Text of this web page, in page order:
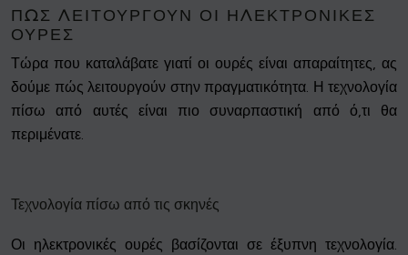
ΠΏΣ ΛΕΙΤΟΥΡΓΟΎΝ ΟΙ ΗΛΕΚΤΡΟΝΙΚΈΣ
ΟΥΡΈΣ
Τώρα που καταλάβατε γιατί οι ουρές είναι απαραίτητες, ας
δούμε πώς λειτουργούν στην πραγματικότητα. Η τεχνολογία
πίσω από αυτές είναι πιο συναρπαστική από ό,τι θα
περιμένατε.
Τεχνολογία πίσω από τις σκηνές
Οι ηλεκτρονικές ουρές βασίζονται σε έξυπνη τεχνολογία.